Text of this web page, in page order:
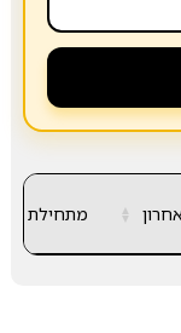
▲
▼ מתחילת